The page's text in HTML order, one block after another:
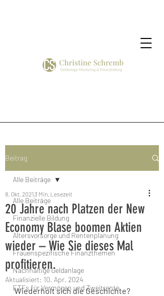
Beitrag
Alle Beiträge
Finanzielle Bildung
Altersvorsorge und Rentenplanung
Frauenspezifische Finanzthemen
Nachhaltige Geldanlage
ETFs für Vermögen und Zweitrente
Alle Beiträge
20 Jahre nach Platzen der New
Economy Blase boomen Aktien
wieder – Wie Sie dieses Mal
profitieren.
8. Okt. 20213 Min. Lesezeit
Aktualisiert: 10. Apr. 2024
Wiederholt sich die Geschichte?